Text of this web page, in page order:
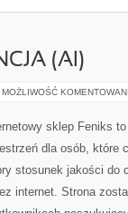
(AI)
MOŻLIWOŚĆ
sklep Feniks
dla osób, które
stosunek jakości do
internet. Strona